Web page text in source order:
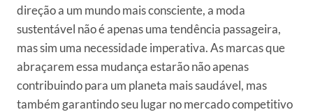
direção a um mundo mais consciente, a moda
sustentável não é apenas uma tendência passageira,
mas sim uma necessidade imperativa. As marcas que
abraçarem essa mudança estarão não apenas
contribuindo para um planeta mais saudável, mas
também garantindo seu lugar no mercado competitivo